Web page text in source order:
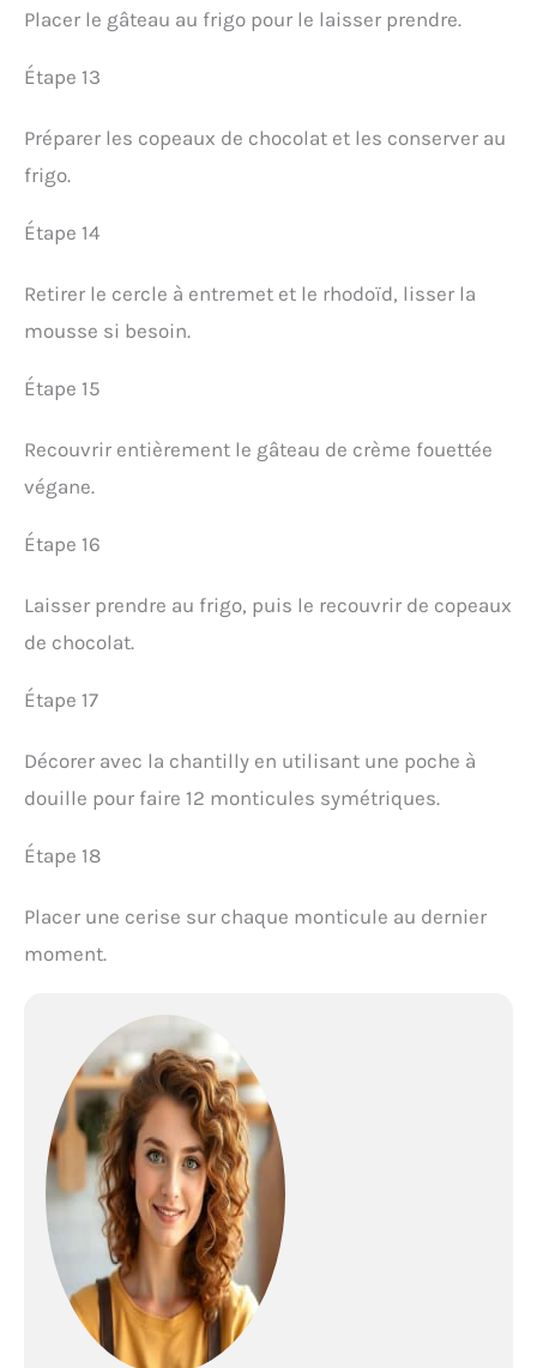
Placer le gâteau au frigo pour le laisser prendre.
Étape 13
Préparer les copeaux de chocolat et les conserver au
frigo.
Étape 14
Retirer le cercle à entremet et le rhodoïd, lisser la
mousse si besoin.
Étape 15
Recouvrir entièrement le gâteau de crème fouettée
végane.
Étape 16
Laisser prendre au frigo, puis le recouvrir de copeaux
de chocolat.
Étape 17
Décorer avec la chantilly en utilisant une poche à
douille pour faire 12 monticules symétriques.
Étape 18
Placer une cerise sur chaque monticule au dernier
moment.